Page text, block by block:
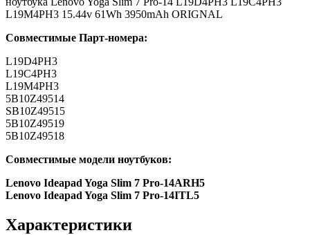
L19M4PH3 15.44v 61Wh 3950mAh ORIGNAL
Совместимые Парт-номера:
L19D4PH3
L19C4PH3
L19M4PH3
5B10Z49514
SB10Z49515
5B10Z49519
5B10Z49518
Совместимые модели ноутбуков:
Lenovo Ideapad Yoga Slim 7 Pro-14ARH5
Lenovo Ideapad Yoga Slim 7 Pro-14ITL5
Характеристики